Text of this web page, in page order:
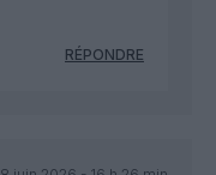
RÉPONDRE